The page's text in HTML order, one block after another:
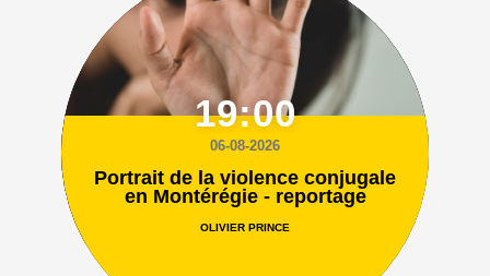
19:00
06-08-2026
Portrait de la violence conjugale
en Montérégie - reportage
OLIVIER PRINCE